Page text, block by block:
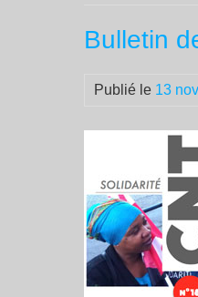
Bulletin
Publié le 13